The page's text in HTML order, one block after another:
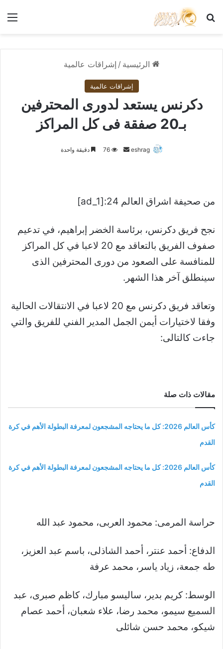
بحث عن
الرئيسية / إشراقات عالمية
إشراقات عالمية
دكرنس يستعد لدورى المحترفين
بـ20 صفقة فى كل المراكز
eshrag
أرسل76 دقيقة واحدة
من صحيفة اشراق العالم 24:[ad_1]
نجح فريق دكرنس، برئاسة الخضر إبراهيم، في تدعيم
صفوف الفريق بالتعاقد مع 20 لاعبا في كل المراكز
للمنافسة على الصعود من دورى المحترفين الذى
سينطلق آخر هذا الشهر.
وتعاقد فريق دكرنس مع 20 لاعبا في الانتقالات الحالية
وفقا لاختيارات أيمن الجمل المدير الفني للفريق والتي
جاءت كالتالى:
مقالات ذات صلة
كأس العالم 2026: كل ما يحتاجه المشجعون لمعرفة البطولة الأهم في كرة
القدم
كأس العالم 2026: كل ما يحتاجه المشجعون لمعرفة البطولة الأهم في كرة
القدم
حراسة المرمى: محمود العربى، محمود عبد الله
الدفاع: أحمد عنتر، أحمد الشاذلى، باسم عبد العزيز،
طه جمعة، زياد ياسر، محمد عرفة
الوسط: كريم بدير، ساليسو مبارك، كاظم صبرى، عبد
السميع سيمو، محمد رضا، علاء شعبان، أحمد عصام
شيكو، محمد حسن شائلى